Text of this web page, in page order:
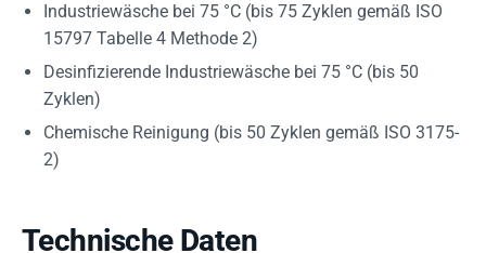
Industriewäsche bei 75 °C (bis 75 Zyklen gemäß ISO
15797 Tabelle 4 Methode 2)
Desinfizierende Industriewäsche bei 75 °C (bis 50
Zyklen)
Chemische Reinigung (bis 50 Zyklen gemäß ISO 3175-
2)
Technische Daten